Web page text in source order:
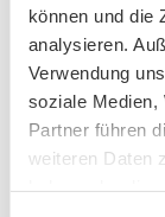
können und die
analysieren.
Verwendung
soziale Medien,
Partner führen
weiteren Daten
Kontakt-
AKTUELLE
Aktuelle